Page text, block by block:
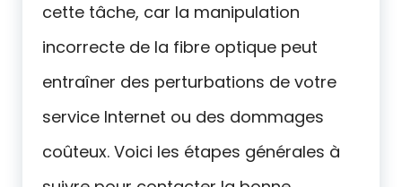
cette tâche, car la manipulation
incorrecte de la fibre optique peut
entraîner des perturbations de votre
service Internet ou des dommages
coûteux. Voici les étapes générales à